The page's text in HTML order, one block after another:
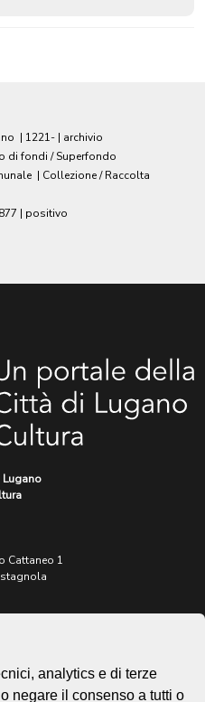
| 1221- | archivio
di fondi / Superfondo
| Collezione / Raccolta
| positivo
Lugano
Cattaneo 1
68 50analytics e di terze
negare il consenso a tutti o